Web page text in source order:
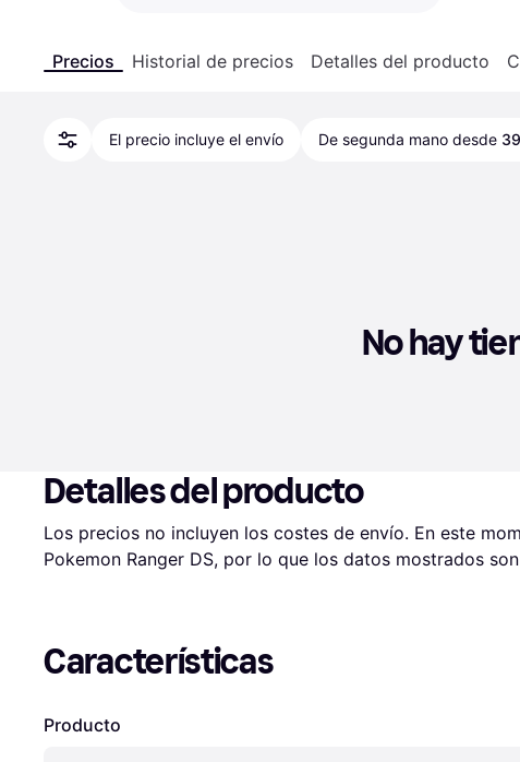
Precios Historial de precios Detalles del producto
El precio incluye el envío De segunda mano desde
No hay
Detalles del producto
Los precios no incluyen los costes de envío. En este
Pokemon Ranger DS, por lo que los datos mostrados
Características
Producto